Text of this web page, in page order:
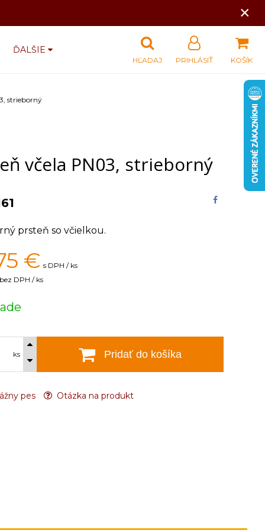
×
ĎALŠIE
KOŠÍK
PRIHLÁSIŤ
HĽADAJ
strieborný
včela PN03, strieborný
prsteň so včielkou.
€ s DPH / ks
bez DPH / ks
ks Pridať do košíka
pes Otázka na produkt